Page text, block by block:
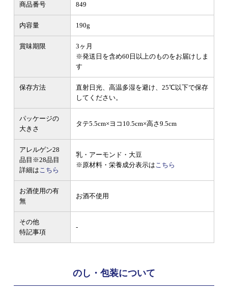
商品番号 849
内容量 190g
賞味期限
3ヶ月
※発送日を含め60日以上のものをお届けしま
す
保存方法
直射日光、高温多湿を避け、25℃以下で保存
してください。
パッケージの
大きさ
タテ5.5cm×ヨコ10.5cm×高さ9.5cm
アレルゲン28
品目 ※28品目
詳細はこちら
乳・アーモンド・大豆
※原材料・栄養成分表示はこちら
お酒使用の有
無
お酒不使用
その他
特記事項
-
のし・包装について